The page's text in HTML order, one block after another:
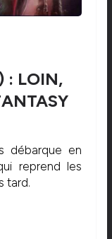
: LOIN,
débarque en
reprend les
tard.